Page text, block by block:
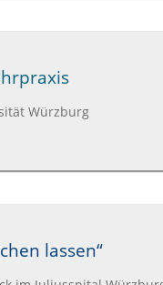
Würzburg
lassen“